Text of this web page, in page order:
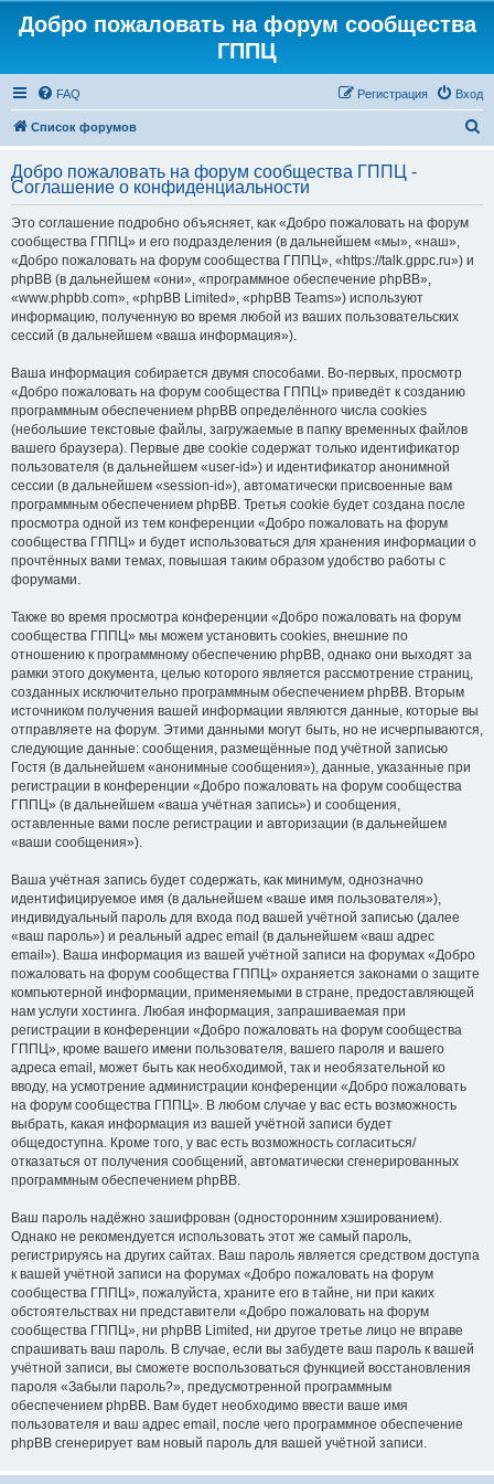
Добро пожаловать на форум сообщества
ГППЦ
FAQ Вход
Регистрация
Список форумов
с
Добро пожаловать на форум сообщества ГППЦ -
Соглашение о конфиденциальности
Это соглашение подробно объясняет, как «Добро пожаловать на форум
сообщества ГППЦ» и его подразделения (в дальнейшем «мы», «наш»,
«Добро пожаловать на форум сообщества ГППЦ», «https://talk.gppc.ru») и
phpBB (в дальнейшем «они», «программное обеспечение phpBB»,
«www.phpbb.com», «phpBB Limited», «phpBB Teams») используют
информацию, полученную во время любой из ваших пользовательских
сессий (в дальнейшем «ваша информация»).
Ваша информация собирается двумя способами. Во-первых, просмотр
«Добро пожаловать на форум сообщества ГППЦ» приведёт к созданию
программным обеспечением phpBB определённого числа cookies
(небольшие текстовые файлы, загружаемые в папку временных файлов
вашего браузера). Первые две cookie содержат только идентификатор
пользователя (в дальнейшем «user-id») и идентификатор анонимной
сессии (в дальнейшем «session-id»), автоматически присвоенные вам
программным обеспечением phpBB. Третья cookie будет создана после
просмотра одной из тем конференции «Добро пожаловать на форум
сообщества ГППЦ» и будет использоваться для хранения информации о
прочтённых вами темах, повышая таким образом удобство работы с
форумами.
Также во время просмотра конференции «Добро пожаловать на форум
сообщества ГППЦ» мы можем установить cookies, внешние по
отношению к программному обеспечению phpBB, однако они выходят за
рамки этого документа, целью которого является рассмотрение страниц,
созданных исключительно программным обеспечением phpBB. Вторым
источником получения вашей информации являются данные, которые вы
отправляете на форум. Этими данными могут быть, но не исчерпываются,
следующие данные: сообщения, размещённые под учётной записью
Гостя (в дальнейшем «анонимные сообщения»), данные, указанные при
регистрации в конференции «Добро пожаловать на форум сообщества
ГППЦ» (в дальнейшем «ваша учётная запись») и сообщения,
оставленные вами после регистрации и авторизации (в дальнейшем
«ваши сообщения»).
Ваша учётная запись будет содержать, как минимум, однозначно
идентифицируемое имя (в дальнейшем «ваше имя пользователя»),
индивидуальный пароль для входа под вашей учётной записью (далее
«ваш пароль») и реальный адрес email (в дальнейшем «ваш адрес
email»). Ваша информация из вашей учётной записи на форумах «Добро
пожаловать на форум сообщества ГППЦ» охраняется законами о защите
компьютерной информации, применяемыми в стране, предоставляющей
нам услуги хостинга. Любая информация, запрашиваемая при
регистрации в конференции «Добро пожаловать на форум сообщества
ГППЦ», кроме вашего имени пользователя, вашего пароля и вашего
адреса email, может быть как необходимой, так и необязательной ко
вводу, на усмотрение администрации конференции «Добро пожаловать
на форум сообщества ГППЦ». В любом случае у вас есть возможность
выбрать, какая информация из вашей учётной записи будет
общедоступна. Кроме того, у вас есть возможность согласиться/
отказаться от получения сообщений, автоматически сгенерированных
программным обеспечением phpBB.
Ваш пароль надёжно зашифрован (односторонним хэшированием).
Однако не рекомендуется использовать этот же самый пароль,
регистрируясь на других сайтах. Ваш пароль является средством доступа
к вашей учётной записи на форумах «Добро пожаловать на форум
сообщества ГППЦ», пожалуйста, храните его в тайне, ни при каких
обстоятельствах ни представители «Добро пожаловать на форум
сообщества ГППЦ», ни phpBB Limited, ни другое третье лицо не вправе
спрашивать ваш пароль. В случае, если вы забудете ваш пароль к вашей
учётной записи, вы сможете воспользоваться функцией восстановления
пароля «Забыли пароль?», предусмотренной программным
обеспечением phpBB. Вам будет необходимо ввести ваше имя
пользователя и ваш адрес email, после чего программное обеспечение
phpBB сгенерирует вам новый пароль для вашей учётной записи.